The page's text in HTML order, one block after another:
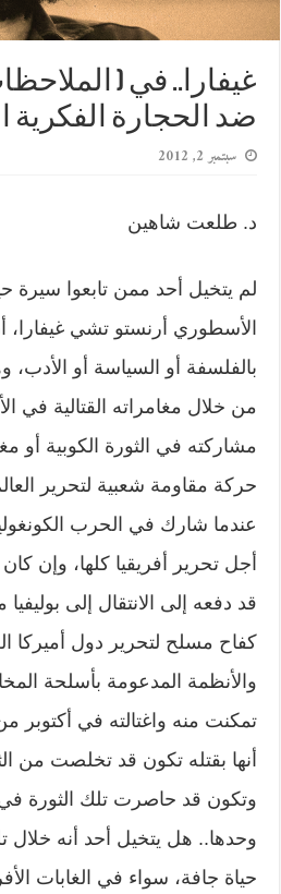
غيفارا.. في (
ضد الحجارة الفكرية
سبتمبر 2, 2012
د. طلعت شاهين
لم يتخيل أحد ممن تابعوا سيرة
الأسطوري أرنستو تشي غيفارا،
بالفلسفة أو السياسة أو الأدب،
من خلال مغامراته القتالية في
مشاركته في الثورة الكوبية أو
حركة مقاومة شعبية لتحرير
عندما شارك في الحرب
أجل تحرير أفريقيا كلها، وإن
قد دفعه إلى الانتقال إلى
كفاح مسلح لتحرير دول أميركا
والأنظمة المدعومة بأسلحة
أنها بقتله تكون قد تخلصت من
وتكون قد حاصرت تلك الثورة في
وحدها.. هل يتخيل أحد أنه خلال
حياة جافة، سواء في الغابات